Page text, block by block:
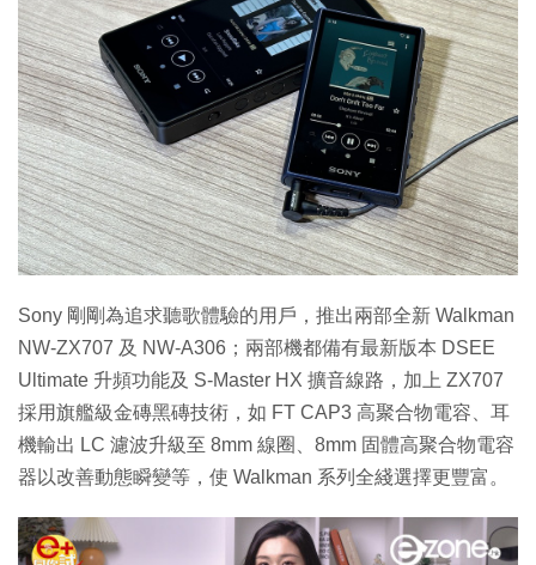
Sony 剛剛為追求聽歌體驗的用戶，推出兩部全新 Walkman
NW-ZX707 及 NW-A306；兩部機都備有最新版本 DSEE
Ultimate 升頻功能及 S-Master HX 擴音線路，加上 ZX707
採用旗艦級金磚黑磚技術，如 FT CAP3 高聚合物電容、耳
機輸出 LC 濾波升級至 8mm 線圈、8mm 固體高聚合物電容
器以改善動態瞬變等，使 Walkman 系列全綫選擇更豐富。